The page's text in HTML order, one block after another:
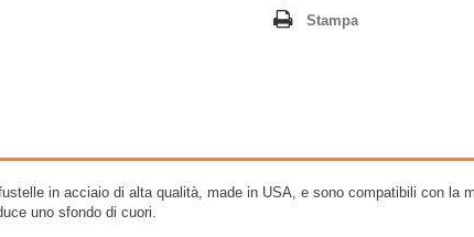
Stampa
in acciaio di alta qualità, made in USA, e sono compatibili con la
uno sfondo di cuori.